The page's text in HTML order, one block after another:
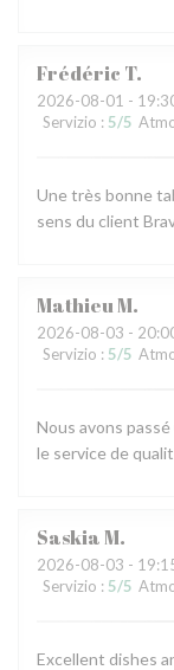
Frédéric T
2026-08-01 -
Servizio : 5/5
Une très bonne
sens du client
MathieuM
2026-08-03 -
Servizio : 5/5
Nous avons
le service de
SaskiaM
2026-08-03 -
Servizio : 5/5
Excellent dishes